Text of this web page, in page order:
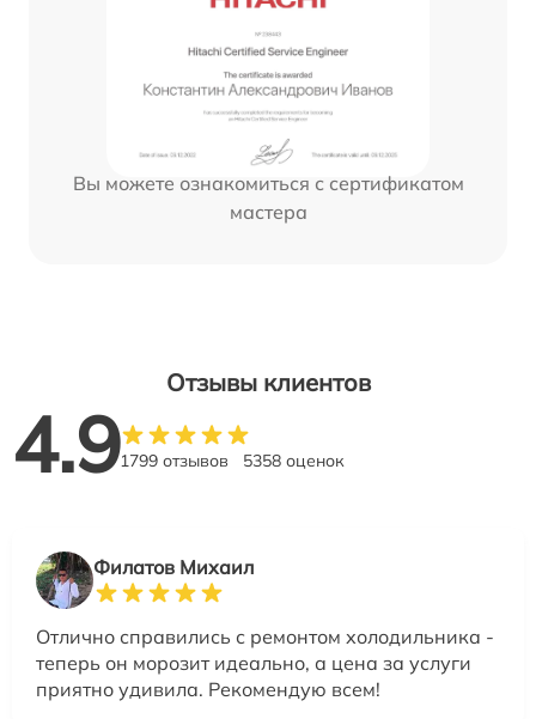
Вы можете ознакомиться с сертификатом
мастера
Отзывы клиентов
4.91799 отзывов 5358 оценок
Филатов Михаил
Отлично справились с ремонтом холодильника -
теперь он морозит идеально, а цена за услуги
приятно удивила. Рекомендую всем!